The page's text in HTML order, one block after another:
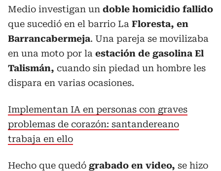
Medio investigan un doble homicidio fallido
que sucedió en el barrio La Floresta, en
Barrancabermeja. Una pareja se movilizaba
en una moto por la estación de gasolina El
Talismán, cuando sin piedad un hombre les
dispara en varias ocasiones.
Implementan IA en personas con graves
problemas de corazón: santandereano
trabaja en ello
Hecho que quedó grabado en video, se hizo